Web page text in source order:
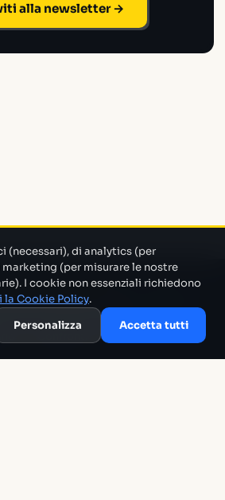
alla newsletter →
Montemagno
casino e ti porta solo quello che serve.
(necessari), di analytics (per
(per misurare le nostre
I cookie non essenziali richiedono
la Cookie Policy.
Personalizza Accetta tutti